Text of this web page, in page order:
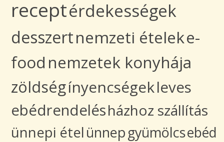
receptérdekességek
desszertnemzeti ételeke-
food nemzetek konyhája
zöldségínyencségekleves
ebédrendelésházhoz szállítás
ünnepi ételünnepgyümölcsebéd